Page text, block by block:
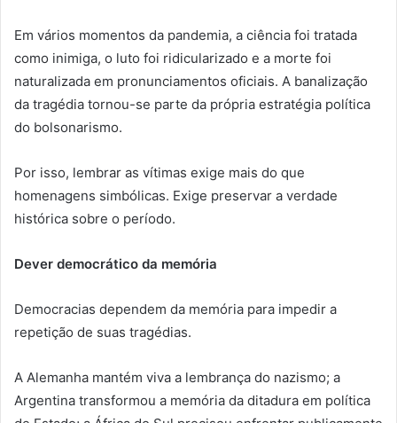
Em vários momentos da pandemia, a ciência foi tratada
como inimiga, o luto foi ridicularizado e a morte foi
naturalizada em pronunciamentos oficiais. A banalização
da tragédia tornou-se parte da própria estratégia política
do bolsonarismo.
Por isso, lembrar as vítimas exige mais do que
homenagens simbólicas. Exige preservar a verdade
histórica sobre o período.
Dever democrático da memória
Democracias dependem da memória para impedir a
repetição de suas tragédias.
A Alemanha mantém viva a lembrança do nazismo; a
Argentina transformou a memória da ditadura em política